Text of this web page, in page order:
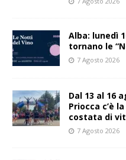
Alba: lunedì
tornano le
7 Agosto 2026
Dal 13 al 16
Priocca c’è
costata di
7 Agosto 2026